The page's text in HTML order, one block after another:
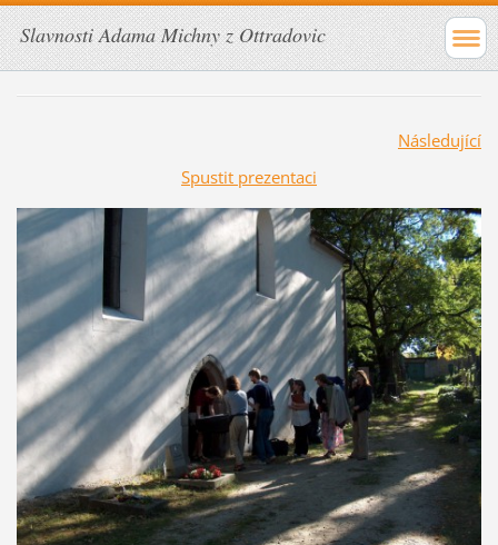
Slavnosti Adama Michny z Ottradovic
Následující
Spustit prezentaci